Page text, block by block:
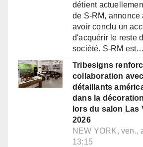
détient
de S-RM, annonce
avoir conclu un
d'acquérir le reste
société. S-RM est…
Tribesigns
collaboration
détaillants
dans la
lors du salon Las
2026
NEW YORK, ven.,
13:15